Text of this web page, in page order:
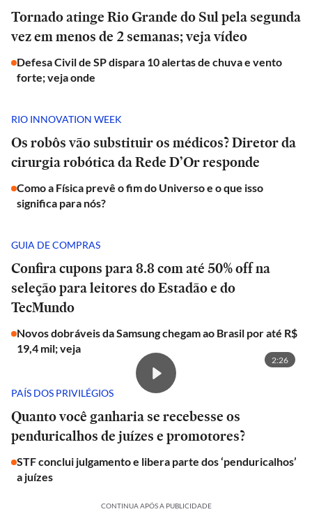
Tornado atinge Rio Grande do Sul pela segunda
vez em menos de 2 semanas; veja vídeo
Defesa Civil de SP dispara 10 alertas de chuva e vento
forte; veja onde
RIO INNOVATION WEEK
Os robôs vão substituir os médicos? Diretor da
cirurgia robótica da Rede D’Or responde
Como a Física prevê o fim do Universo e o que isso
significa para nós?
GUIA DE COMPRAS
Confira cupons para 8.8 com até 50% off na
seleção para leitores do Estadão e do
TecMundo
Novos dobráveis da Samsung chegam ao Brasil por até R$
19,4 mil; veja
2:26
PAÍS DOS PRIVILÉGIOS
Quanto você ganharia se recebesse os
penduricalhos de juízes e promotores?
STF conclui julgamento e libera parte dos ‘penduricalhos’
a juízes
CONTINUA APÓS A PUBLICIDADE